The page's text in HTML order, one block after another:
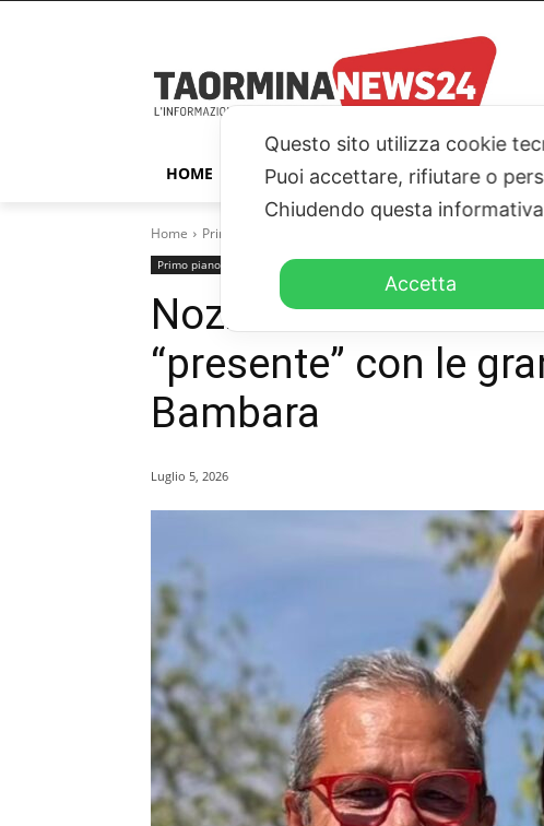
HOME TAORMINA ITALIA – ESTERI
Home Primo piano
Primo piano
Nozze Ramazzotti-
“presente” con le
Bambara
Luglio 5, 2026
Questo sito utilizza cookie
Puoi accettare, rifiutare o
Chiudendo questa
Accetta